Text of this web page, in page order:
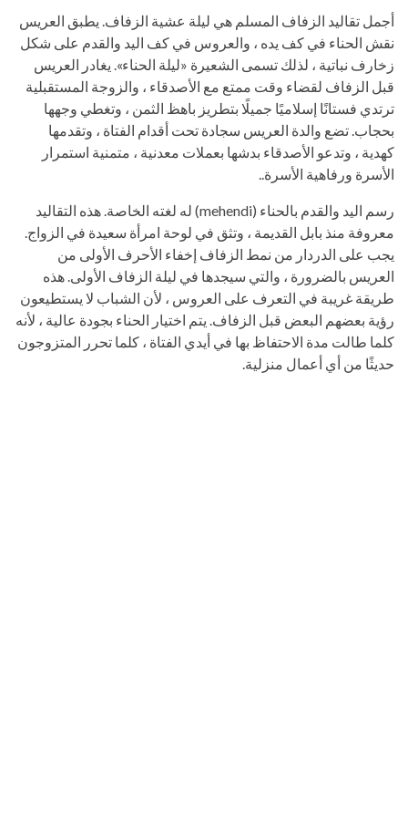
أجمل تقاليد الزفاف المسلم هي ليلة عشية الزفاف. يطبق العريس
نقش الحناء في كف يده ، والعروس في كف اليد والقدم على شكل
زخارف نباتية ، لذلك تسمى الشعيرة «ليلة الحناء». يغادر العريس
قبل الزفاف لقضاء وقت ممتع مع الأصدقاء ، والزوجة المستقبلية
ترتدي فستانًا إسلاميًا جميلًا بتطريز باهظ الثمن ، وتغطي وجهها
بحجاب. تضع والدة العريس سجادة تحت أقدام الفتاة ، وتقدمها
كهدية ، وتدعو الأصدقاء بدشها بعملات معدنية ، متمنية استمرار
الأسرة ورفاهية الأسرة..
رسم اليد والقدم بالحناء (mehendi) له لغته الخاصة. هذه التقاليد
معروفة منذ بابل القديمة ، وتثق في لوحة امرأة سعيدة في الزواج.
يجب على الدردار من نمط الزفاف إخفاء الأحرف الأولى من
العريس بالضرورة ، والتي سيجدها في ليلة الزفاف الأولى. هذه
طريقة غريبة في التعرف على العروس ، لأن الشباب لا يستطيعون
رؤية بعضهم البعض قبل الزفاف. يتم اختيار الحناء بجودة عالية ، لأنه
كلما طالت مدة الاحتفاظ بها في أيدي الفتاة ، كلما تحرر المتزوجون
حديثًا من أي أعمال منزلية.